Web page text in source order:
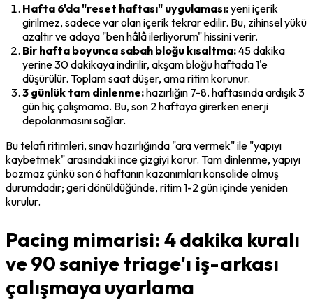
Hafta 6'da "reset haftası" uygulaması: yeni içerik
girilmez, sadece var olan içerik tekrar edilir. Bu, zihinsel yükü
azaltır ve adaya "ben hâlâ ilerliyorum" hissini verir.
Bir hafta boyunca sabah bloğu kısaltma: 45 dakika
yerine 30 dakikaya indirilir, akşam bloğu haftada 1'e
düşürülür. Toplam saat düşer, ama ritim korunur.
3 günlük tam dinlenme: hazırlığın 7-8. haftasında ardışık 3
gün hiç çalışmama. Bu, son 2 haftaya girerken enerji
depolanmasını sağlar.
Bu telafi ritimleri, sınav hazırlığında "ara vermek" ile "yapıyı
kaybetmek" arasındaki ince çizgiyi korur. Tam dinlenme, yapıyı
bozmaz çünkü son 6 haftanın kazanımları konsolide olmuş
durumdadır; geri dönüldüğünde, ritim 1-2 gün içinde yeniden
kurulur.
Pacing mimarisi: 4 dakika kuralı
ve 90 saniye triage'ı iş-arkası
çalışmaya uyarlama